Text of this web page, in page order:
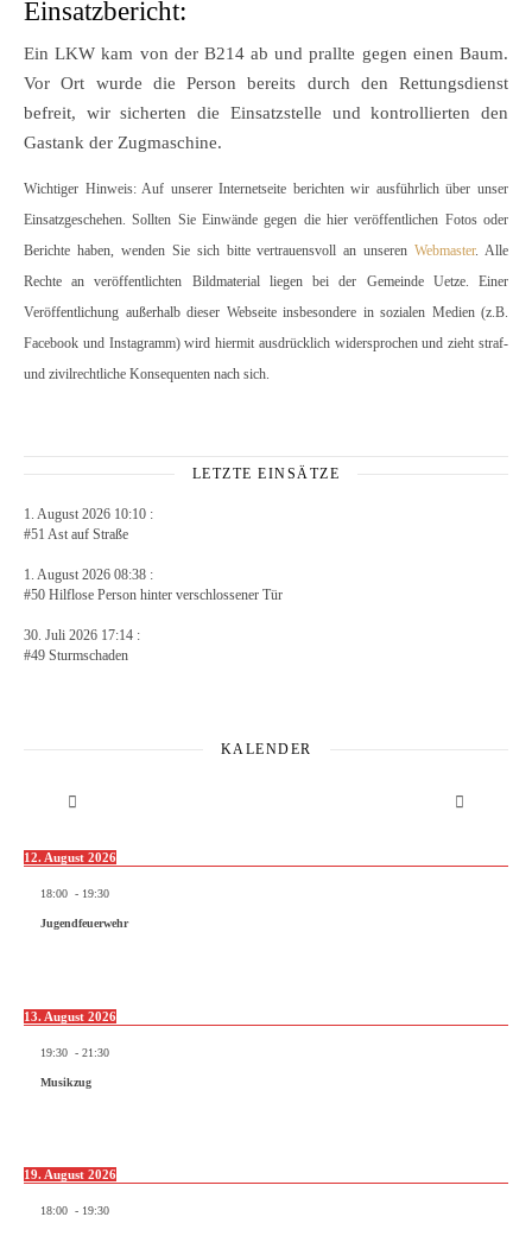
Einsatzbericht:
Ein LKW kam von der B214 ab und prallte gegen einen Baum.
Vor Ort wurde die Person bereits durch den Rettungsdienst
befreit, wir sicherten die Einsatzstelle und kontrollierten den
Gastank der Zugmaschine.
Wichtiger Hinweis: Auf unserer Internetseite berichten wir ausführlich über unser
Einsatzgeschehen. Sollten Sie Einwände gegen die hier veröffentlichen Fotos oder
Berichte haben, wenden Sie sich bitte vertrauensvoll an unserenWebmaster. Alle
Rechte an veröffentlichten Bildmaterial liegen bei der Gemeinde Uetze. Einer
Veröffentlichung außerhalb dieser Webseite insbesondere in sozialen Medien (z.B.
Facebook und Instagramm) wird hiermit ausdrücklich widersprochen und zieht straf-
und zivilrechtliche Konsequenten nach sich.
LETZTE EINSÄTZE
1. August 2026 10:10 :
#51 Ast auf Straße
1. August 2026 08:38 :
#50 Hilflose Person hinter verschlossener Tür
30. Juli 2026 17:14 :
#49 Sturmschaden
KALENDER
12. August 2026
18:00 - 19:30
Jugendfeuerwehr
13. August 2026
19:30 - 21:30
Musikzug
19. August 2026
18:00 - 19:30